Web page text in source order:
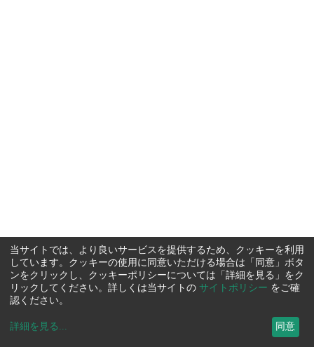
当サイトでは、より良いサービスを提供するため、クッキーを利用
しています。クッキーの使用に同意いただける場合は「同意」ボタ
ンをクリックし、クッキーポリシーについては「詳細を見る」をク
リックしてください。詳しくは当サイトの サイトポリシー をご確
認ください。
詳細を見る ... 同意